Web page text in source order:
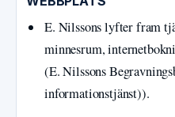
E. Nilssons lyfter fram
minnesrum,
(E. Nilssons
informationstjänst)).